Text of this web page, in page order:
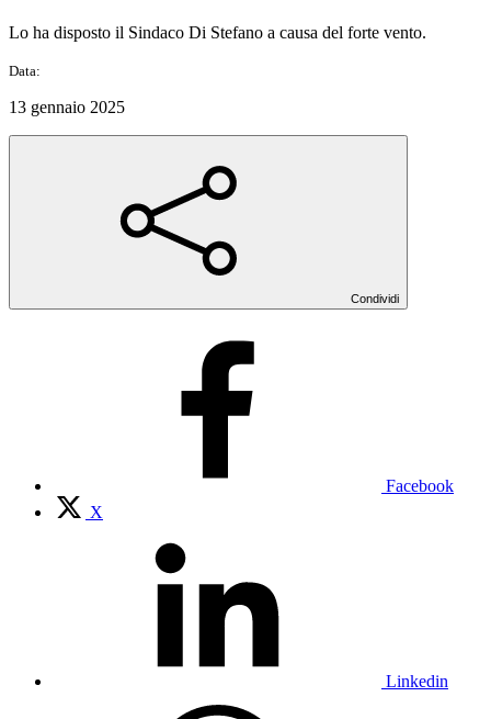
Lo ha disposto il Sindaco Di Stefano a causa del forte vento.
Data:
13 gennaio 2025
Condividi
Facebook
X
Linkedin